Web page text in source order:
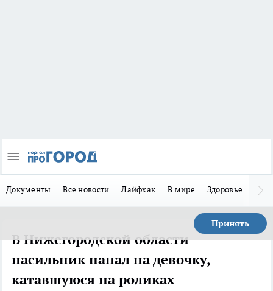
Документы Все новости Лайфхак В мире Здоровье
Принять
В Нижегородской области
насильник напал на девочку,
катавшуюся на роликах